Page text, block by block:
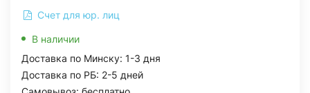
Счет для юр. лиц
В наличии
Доставка по Минску: 1-3 дня
Доставка по РБ: 2-5 дней